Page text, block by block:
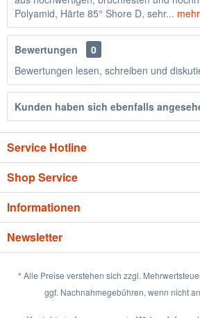
Polyamid, Härte 85° Shore D, sehr... mehr
Bewertungen
0
Bewertungen lesen, schreiben und
Kunden haben sich ebenfalls
Service Hotline
Shop Service
Informationen
Newsletter
* Alle Preise verstehen sich zzgl.
ggf. Nachnahmegebühren, wenn nicht